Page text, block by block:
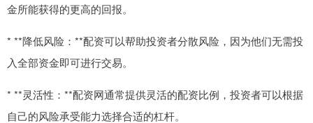
金所能获得的更高的回报。
* **降低风险：**配资可以帮助投资者分散风险，因为他们无需投
入全部资金即可进行交易。
* **灵活性：**配资网通常提供灵活的配资比例，投资者可以根据
自己的风险承受能力选择合适的杠杆。